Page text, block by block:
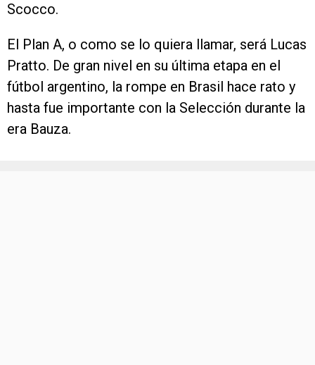
Scocco.
El Plan A, o como se lo quiera llamar, será Lucas
Pratto. De gran nivel en su última etapa en el
fútbol argentino, la rompe en Brasil hace rato y
hasta fue importante con la Selección durante la
era Bauza.